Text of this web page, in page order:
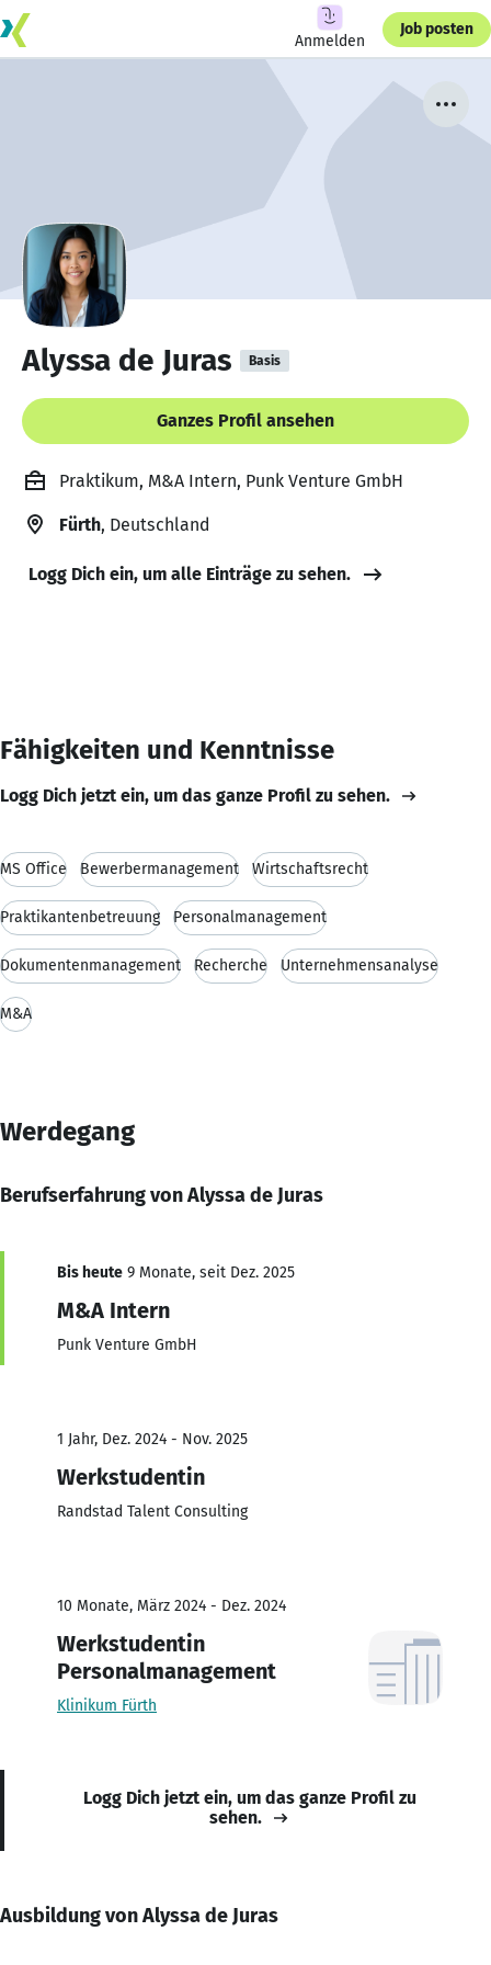
Anmelden
Job posten
Alyssa de Juras Basis
Ganzes Profil ansehen
Praktikum, M&A Intern, Punk Venture GmbH
Fürth, Deutschland
Logg Dich ein, um alle Einträge zu sehen.
Fähigkeiten und Kenntnisse
Logg Dich jetzt ein, um das ganze Profil zu sehen.
MS Office Bewerbermanagement Wirtschaftsrecht
Praktikantenbetreuung Personalmanagement
Dokumentenmanagement Recherche Unternehmensanalyse
M&A
Werdegang
Berufserfahrung von Alyssa de Juras
Bis heute 9 Monate, seit Dez. 2025
M&A Intern
Punk Venture GmbH
1 Jahr, Dez. 2024 - Nov. 2025
Werkstudentin
Randstad Talent Consulting
10 Monate, März 2024 - Dez. 2024
Werkstudentin
Personalmanagement
Klinikum Fürth
Logg Dich jetzt ein, um das ganze Profil zu
sehen.
Ausbildung von Alyssa de Juras